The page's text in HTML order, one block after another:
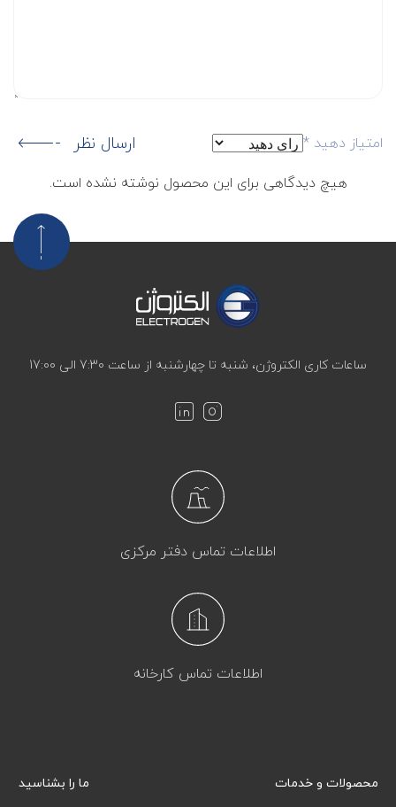
امتیاز دهید * ارسال نظر
هیچ دیدگاهی برای این محصول نوشته نشده است.
ساعات کاری الکتروژن، شنبه تا چهارشنبه از ساعت 7:30 الی 17:00
اطلاعات تماس دفتر مرکزی
اطلاعات تماس کارخانه
محصولات و خدمات ما را بشناسید